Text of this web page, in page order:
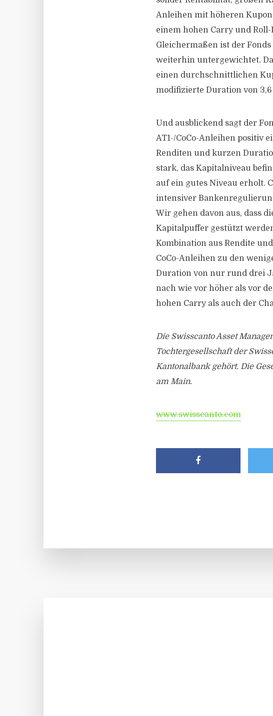
Anleihen mit höheren
einem hohen Carry und
Gleichermaßen ist der
weiterhin untergewichtet.
einen durchschnittlichen
modifizierte Duration von 3,6
Und ausblickend sagt der
AT1-/CoCo-Anleihen positiv
Renditen und kurzen
stark, das Kapitalniveau
auf ein gutes Niveau erholt.
intensiver
Wir gehen davon aus, dass
Kapitalpuffer gestützt
Kombination aus Rendite
CoCo-Anleihen zu den
Duration von nur rund drei
nach wie vor höher als vor
hohen Carry als auch der
Die Swisscanto Asset
Tochtergesellschaft der
Kantonalbank gehört. Die
am Main.
www.swisscanto.com